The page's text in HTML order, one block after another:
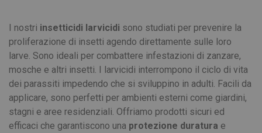
I nostri insetticidi larvicidi sono studiati per prevenire la
proliferazione di insetti agendo direttamente sulle loro
larve. Sono ideali per combattere infestazioni di zanzare,
mosche e altri insetti. I larvicidi interrompono il ciclo di vita
dei parassiti impedendo che si sviluppino in adulti. Facili da
applicare, sono perfetti per ambienti esterni come giardini,
stagni e aree residenziali. Offriamo prodotti sicuri ed
efficaci che garantiscono una protezione duratura e